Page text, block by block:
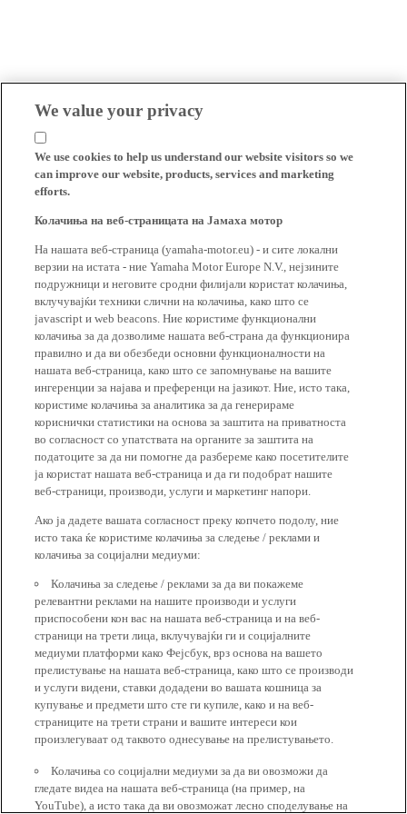
We value your privacy
We use cookies to help us understand our website visitors so we
can improve our website, products, services and marketing
efforts.
Колачиња на веб-страницата на Јамаха мотор
На нашата веб-страница (yamaha-motor.eu) - и сите локални
верзии на истата - ние Yamaha Motor Europe N.V., нејзините
подружници и неговите сродни филијали користат колачиња,
вклучувајќи техники слични на колачиња, како што се
javascript и web beacons. Ние користиме функционални
колачиња за да дозволиме нашата веб-страна да функционира
правилно и да ви обезбеди основни функционалности на
нашата веб-страница, како што се запомнување на вашите
ингеренции за најава и преференци на јазикот. Ние, исто така,
користиме колачиња за аналитика за да генерираме
кориснички статистики на основа за заштита на приватноста
во согласност со упатствата на органите за заштита на
податоците за да ни помогне да разбереме како посетителите
ја користат нашата веб-страница и да ги подобрат нашите
веб-страници, производи, услуги и маркетинг напори.
Ако ја дадете вашата согласност преку копчето подолу, ние
исто така ќе користиме колачиња за следење / реклами и
колачиња за социјални медиуми:
Колачиња за следење / реклами за да ви покажеме
релевантни реклами на нашите производи и услуги
приспособени кон вас на нашата веб-страница и на веб-
страници на трети лица, вклучувајќи ги и социјалните
медиуми платформи како Фејсбук, врз основа на вашето
прелистување на нашата веб-страница, како што се производи
и услуги видени, ставки додадени во вашата кошница за
купување и предмети што сте ги купиле, како и на веб-
страниците на трети страни и вашите интереси кои
произлегуваат од таквото однесување на прелистувањето.
Колачиња со социјални медиуми за да ви овозможи да
гледате видеа на нашата веб-страница (на пример, на
YouTube), а исто така да ви овозможат лесно споделување на